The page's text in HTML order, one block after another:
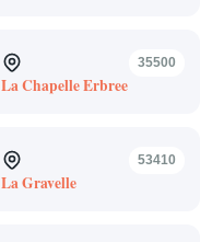
35500
La Chapelle Erbree
53410
La Gravelle